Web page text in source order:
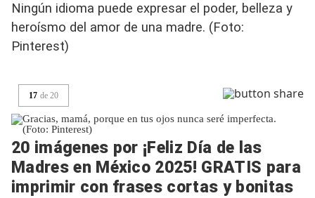
Ningún idioma puede expresar el poder, belleza y
heroísmo del amor de una madre. (Foto:
Pinterest)
17 de 20
20 imágenes por ¡Feliz Día de las
Madres en México 2025! GRATIS para
imprimir con frases cortas y bonitas